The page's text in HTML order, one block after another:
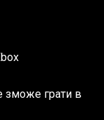
зможе грати в